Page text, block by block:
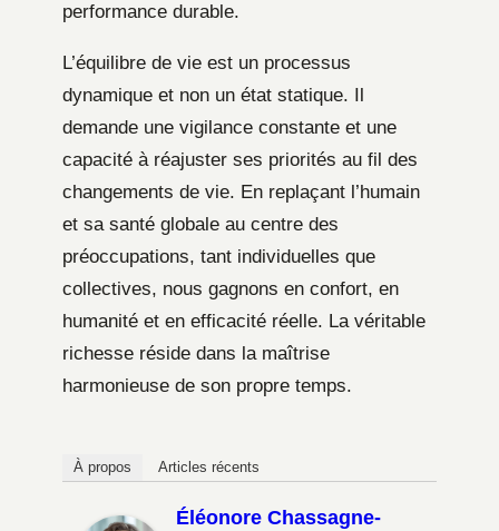
performance durable.
L’équilibre de vie est un processus
dynamique et non un état statique. Il
demande une vigilance constante et une
capacité à réajuster ses priorités au fil des
changements de vie. En replaçant l’humain
et sa santé globale au centre des
préoccupations, tant individuelles que
collectives, nous gagnons en confort, en
humanité et en efficacité réelle. La véritable
richesse réside dans la maîtrise
harmonieuse de son propre temps.
À propos Articles récents
Éléonore Chassagne-